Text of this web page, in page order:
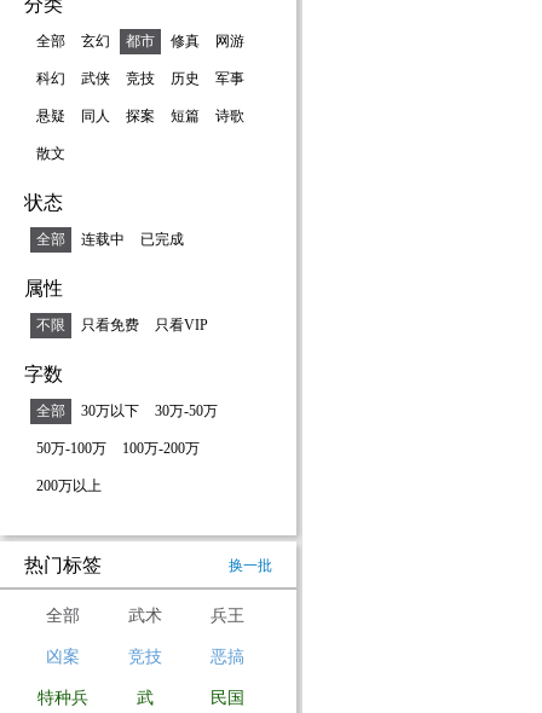
分类
全部 玄幻 都市 修真 网游
科幻 武侠 竞技 历史 军事
悬疑 同人 探案 短篇 诗歌
散文
状态
全部 连载中 已完成
属性
不限 只看免费 只看VIP
字数
全部 30万以下 30万-50万
50万-100万 100万-200万
200万以上
热门标签 换一批
全部 武术 兵王
凶案 竞技 恶搞
特种兵 武 民国